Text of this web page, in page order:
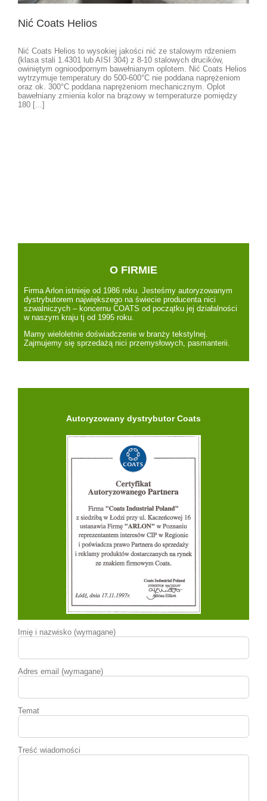
Nić Coats Helios
Nić Coats Helios to wysokiej jakości nić ze stalowym rdzeniem
(klasa stali 1.4301 lub AISI 304) z 8-10 stalowych drucików,
owiniętym ognioodpornym bawełnianym oplotem. Nić Coats Helios
wytrzymuje temperatury do 500-600°C nie poddana naprężeniom
oraz ok. 300°C poddana naprężeniom mechanicznym. Oplot
bawełniany zmienia kolor na brązowy w temperaturze pomiędzy
180 [...]
O FIRMIE
Firma Arlon istnieje od 1986 roku. Jesteśmy autoryzowanym
dystrybutorem największego na świecie producenta nici
szwalniczych – koncernu COATS od początku jej działalności
w naszym kraju tj od 1995 roku.
Mamy wieloletnie doświadczenie w branży tekstylnej.
Zajmujemy się sprzedażą nici przemysłowych, pasmanterii.
Autoryzowany dystrybutor Coats
Imię i nazwisko (wymagane)
Adres email (wymagane)
Temat
Treść wiadomości